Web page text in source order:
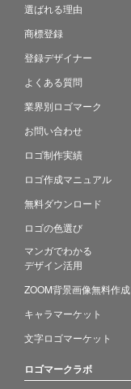
選ばれる理由
商標登録
登録デザイナー
よくある質問
業界別ロゴマーク
お問い合わせ
ロゴ制作実績
ロゴ作成マニュアル
無料ダウンロード
ロゴの色選び
マンガでわかる
デザイン活用
ZOOM背景画像無料作成
キャラマーケット
文字ロゴマーケット
ロゴマークラボ